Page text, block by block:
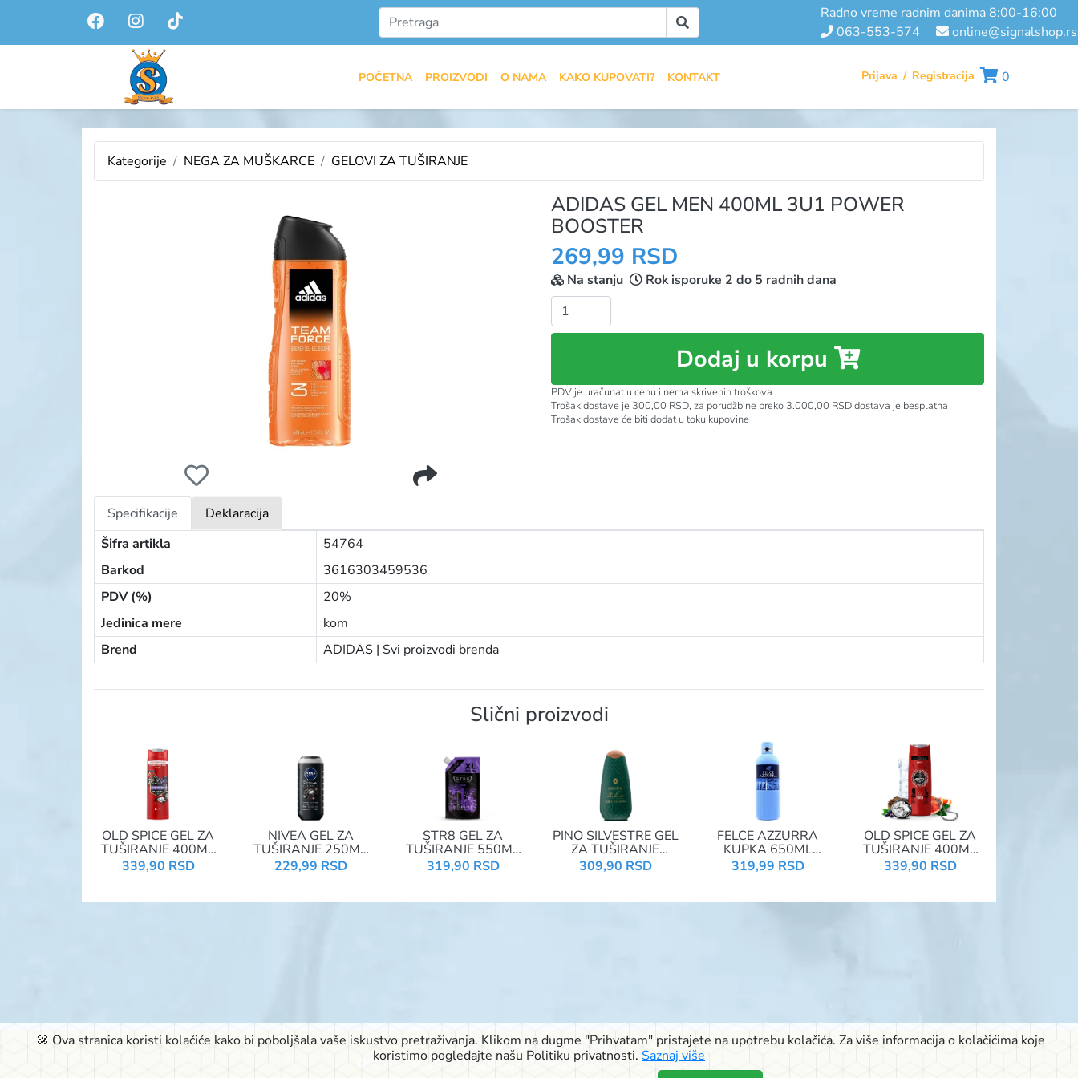
radno vreme radnim danima 8:00-16:00
063-553-574
online@signalshop.rs
POČETNA PROIZVODI O NAMA KAKO KUPOVATI? KONTAKT Prijava / Registracija 0
Kategorije NEGA ZA MUŠKARCE GELOVI ZA TUŠIRANJE
ADIDAS GEL MEN 400ML 3U1 POWER
BOOSTER
269,99 RSD
Na stanju
Rok isporuke 2 do 5 radnih dana
Količina:
Dodaj u korpu
PDV je uračunat u cenu i nema skrivenih troškova
Trošak dostave je 300,00 RSD, za porudžbine preko 3.000,00 RSD dostava je besplatna
Trošak dostave će biti dodat u toku kupovine
Specifikacije
Deklaracija
Šifra artikla
54764
Barkod
3616303459536
PDV (%)
20%
Jedinica mere
kom
Brend
ADIDAS | Svi proizvodi brenda
Slični proizvodi
OLD SPICE GEL ZA
TUŠIRANJE 400ML
3IN1
NIGHTPANTHER
339,90 RSD
NIVEA GEL ZA
TUŠIRANJE 250ML
MEN ACTIVE CLEAN
84045
229,99 RSD
STR8 GEL ZA
TUŠIRANJE 550ML
REFIL GAME
319,90 RSD
PINO SILVESTRE GEL
ZA TUŠIRANJE
750ML FORTE DI
NATURA
309,90 RSD
FELCE AZZURRA
KUPKA 650ML
ORIGINAL
319,99 RSD
OLD SPICE GEL ZA
TUŠIRANJE 400ML
3IN1 WHITE WOLF
339,90 RSD
© 2026 Signal doo Subotica
Rudić ulica 6,Pačirski put 48,Blaška Rajića 11,Kireška 90K
🍪 Ova stranica koristi kolačiće kako bi poboljšala vaše iskustvo pretraživanja. Klikom na dugme "Prihvatam" pristajete na upotrebu kolačića. Za više informacija o kolačićima koje
koristimo pogledajte našu Politiku privatnosti. Saznaj više